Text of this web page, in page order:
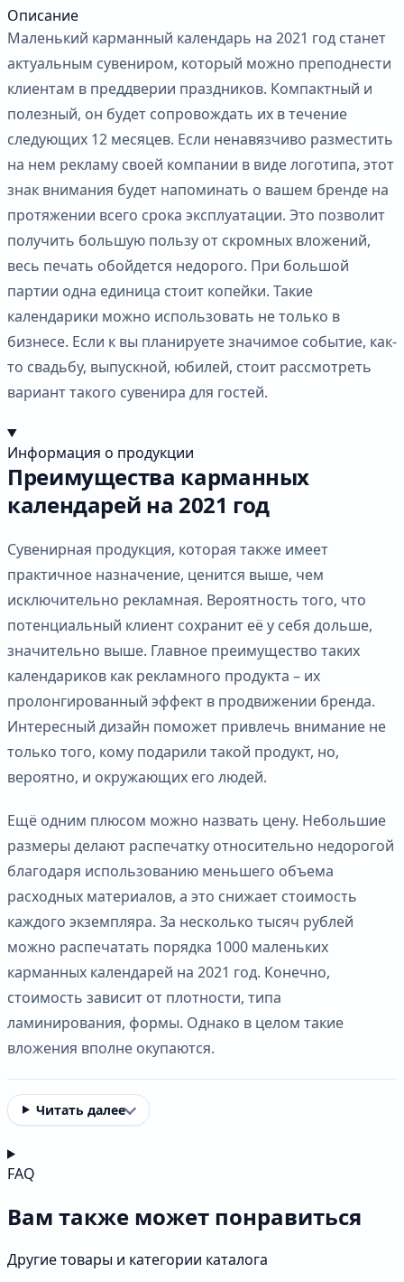
Описание
Маленький карманный календарь на 2021 год станет
актуальным сувениром, который можно преподнести
клиентам в преддверии праздников. Компактный и
полезный, он будет сопровождать их в течение
следующих 12 месяцев. Если ненавязчиво разместить
на нем рекламу своей компании в виде логотипа, этот
знак внимания будет напоминать о вашем бренде на
протяжении всего срока эксплуатации. Это позволит
получить большую пользу от скромных вложений,
весь печать обойдется недорого. При большой
партии одна единица стоит копейки. Такие
календарики можно использовать не только в
бизнесе. Если к вы планируете значимое событие, как-
то свадьбу, выпускной, юбилей, стоит рассмотреть
вариант такого сувенира для гостей.
Информация о продукции
Преимущества карманных
календарей на 2021 год
Сувенирная продукция, которая также имеет
практичное назначение, ценится выше, чем
исключительно рекламная. Вероятность того, что
потенциальный клиент сохранит её у себя дольше,
значительно выше. Главное преимущество таких
календариков как рекламного продукта – их
пролонгированный эффект в продвижении бренда.
Интересный дизайн поможет привлечь внимание не
только того, кому подарили такой продукт, но,
вероятно, и окружающих его людей.
Ещё одним плюсом можно назвать цену. Небольшие
размеры делают распечатку относительно недорогой
благодаря использованию меньшего объема
расходных материалов, а это снижает стоимость
каждого экземпляра. За несколько тысяч рублей
можно распечатать порядка 1000 маленьких
карманных календарей на 2021 год. Конечно,
стоимость зависит от плотности, типа
ламинирования, формы. Однако в целом такие
вложения вполне окупаются.
Читать далее
FAQ
Вам также может понравиться
Другие товары и категории каталога